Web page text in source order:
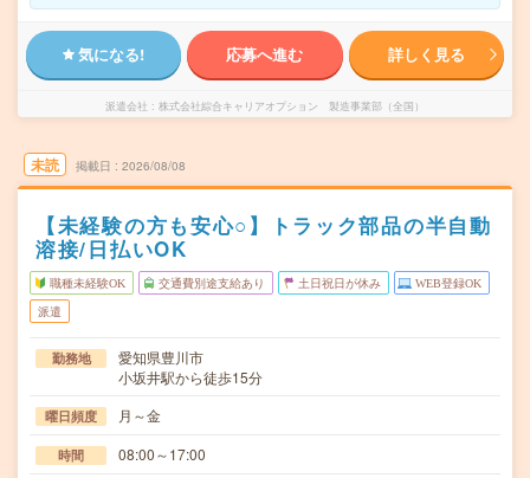
気になる! 応募へ進む 詳しく見る
派遣会社 株式会社綜合キャリアオプション 製造事業部（全国）
未読 掲載日 2026/08/08
【未経験の方も安心○】トラック部品の半自動
溶接/日払いOK
職種未経験OK 交通費別途支給あり 土日祝日が休み WEB登録OK
派遣
勤務地
愛知県豊川市
小坂井駅から徒歩15分
曜日頻度 月～金
時間 08:00～17:00